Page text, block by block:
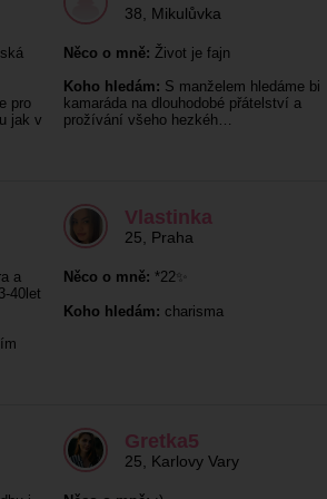
pro
jak v
38 Mikulůvka
Něco o mně: Život je fajn
Koho hledám: S manželem hledáme bi
kamaráda na dlouhodobé přátelství a
prožívání všeho hezkéh…
a
40let
Vlastinka
25 Praha
Něco o mně: *22✨
Koho hledám: charisma
Gretka5
25 Karlovy Vary